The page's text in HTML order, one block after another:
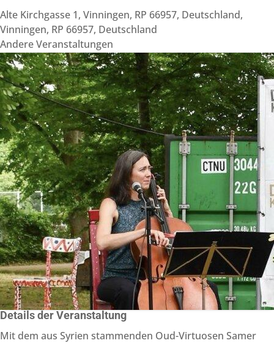
Alte Kirchgasse 1, Vinningen, RP 66957, Deutschland,
Vinningen, RP 66957, Deutschland
Andere Veranstaltungen
Details der Veranstaltung
Mit dem aus Syrien stammenden Oud-Virtuosen Samer